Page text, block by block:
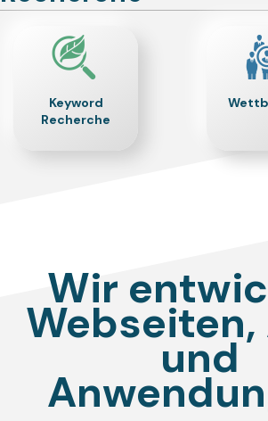
Keyword
Recherche
Wir
und